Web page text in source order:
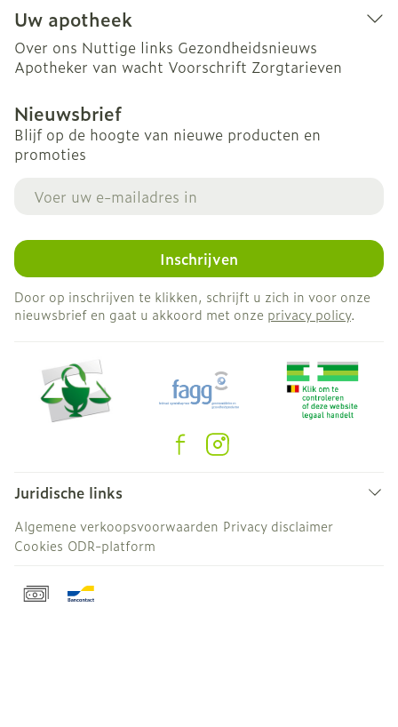
Uw apotheek
Over ons Nuttige links Gezondheidsnieuws
Apotheker van wacht Voorschrift Zorgtarieven
Nieuwsbrief
Blijf op de hoogte van nieuwe producten en
promoties
Inschrijven
Door op inschrijven te klikken, schrijft u zich in voor onze
nieuwsbrief en gaat u akkoord met onze privacy policy.
Juridische links
Algemene verkoopsvoorwaarden Privacy disclaimer
Cookies ODR-platform